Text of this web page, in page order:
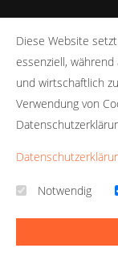
Allgemeines
Impressum
Datenschutz
© 2026 - Template
Diese Website
essenziell,
und wirtschaftlich
Verwendung von
Notwendig